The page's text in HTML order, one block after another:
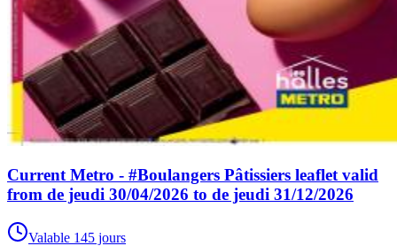
Current Metro - #Boulangers Pâtissiers leaflet valid
from de jeudi 30/04/2026 to de jeudi 31/12/2026
Valable 145 jours